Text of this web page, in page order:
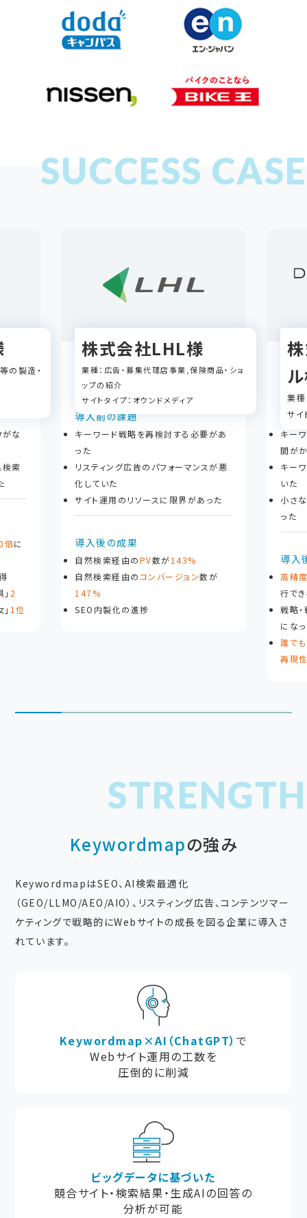
の製造・
がな
検索
倍に
2
1位
株式会社LHL様
業種：広告・募集代理店事業,保険商品・ショ
ップの紹介
サイトタイプ：オウンドメディア
導入前の課題
キーワード戦略を再検討する必要があ
った
リスティング広告のパフォーマンスが悪
化していた
サイト運用のリソースに限界があった
導入後の成果
自然検索経由のPV数が143%
自然検索経由のコンバージョン数が
147%
SEO内製化の進捗
業種
サイ
導
キー
間が
キー
いた
小さ
った
導入
高精
行で
戦略
にな
誰でも
再現
Keywordmapの強み
KeywordmapはSEO、AI検索最適化
（GEO/LLMO/AEO/AIO）、リスティング広告、コンテンツマー
ケティングで戦略的にWebサイトの成長を図る企業に導入さ
れています。
Keywordmap×AI（ChatGPT） で
Webサイト運用の工数を
圧倒的に削減
ビッグデータに基づいた
競合サイト・検索結果・生成AIの回答の
分析が可能